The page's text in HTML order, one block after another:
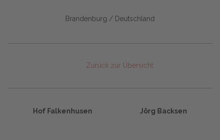
Zurück zur Übersicht
Brandenburg / Deutschland
Jörg Backsen
Hof Falkenhusen